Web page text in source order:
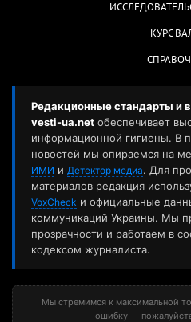
КУРС
Редакционные стандарты и
vesti-ua.net обеспечивает
информационной гигиены. В
новостей мы опираемся на
ИМИ и Детектор медиа. Для
материалов редакция
VoxCheck и официальные
коммуникаций Украины. Мы
прозрачности и работаем в
кодексом журналиста.
Мы стремимся к максимальной
ошибку —